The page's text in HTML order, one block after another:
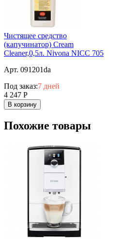
Чистящее средство
(капучинатор) Cream
Cleaner,0,5л. Nivona NICC 705
Арт. 091201da
Под заказ:7 дней
4 247 Р
В корзину
Похожие товары